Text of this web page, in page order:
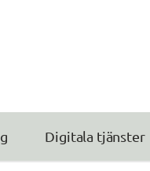
Digitala tjänster